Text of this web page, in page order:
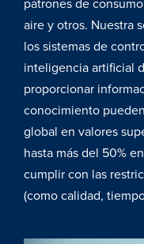
patrones de
aire y otros. Nuestra
los sistemas de
inteligencia artificial
proporcionar
conocimiento
global en valores
hasta más del 50%
cumplir con las
(como calidad,